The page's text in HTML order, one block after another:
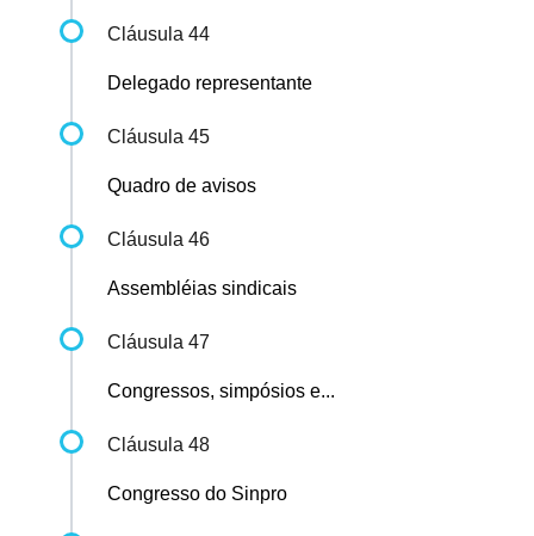
Cláusula 44
Delegado representante
Cláusula 45
Quadro de avisos
Cláusula 46
Assembléias sindicais
Cláusula 47
Congressos, simpósios e...
Cláusula 48
Congresso do Sinpro